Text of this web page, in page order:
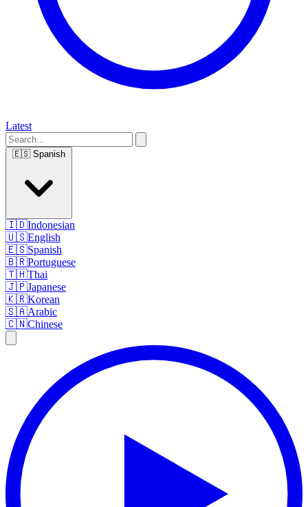
Latest
🇪🇸 Spanish
🇮🇩Indonesian
🇺🇸English
🇪🇸Spanish
🇧🇷Portuguese
🇹🇭Thai
🇯🇵Japanese
🇰🇷Korean
🇸🇦Arabic
🇨🇳Chinese